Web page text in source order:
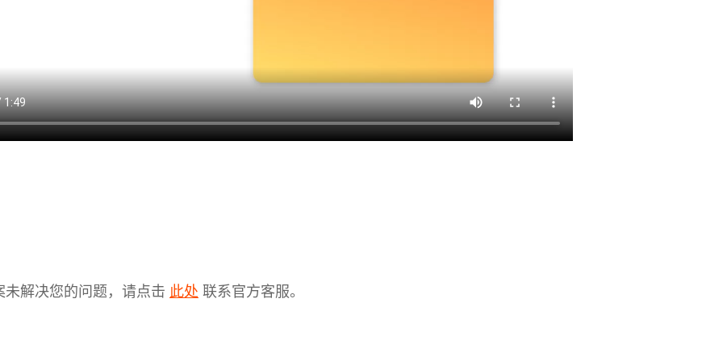
未解决您的问题，请点击 此处 联系官方客服。